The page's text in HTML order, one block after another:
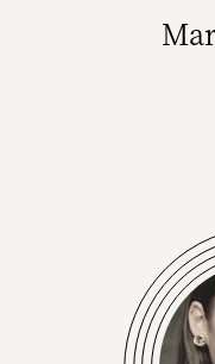
Sasserath+. Er
Publicis
Executive
Group und